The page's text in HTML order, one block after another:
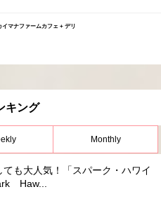
マナファームカフェ + デリ
キング
Monthly
ても大人気！「スパーク・ハワイ
Haw...